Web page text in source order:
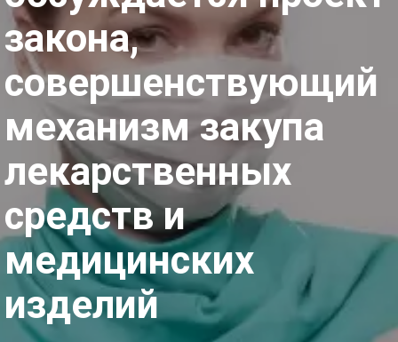
закона,
совершенствующий
механизм закупа
лекарственных
средств и
медицинских
изделий